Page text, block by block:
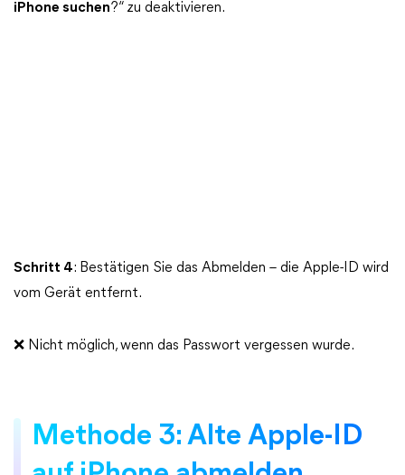
iPhone suchen?“ zu deaktivieren.
Schritt 4: Bestätigen Sie das Abmelden – die Apple-ID wird
vom Gerät entfernt.
❌ Nicht möglich, wenn das Passwort vergessen wurde.
Methode 3: Alte Apple-ID